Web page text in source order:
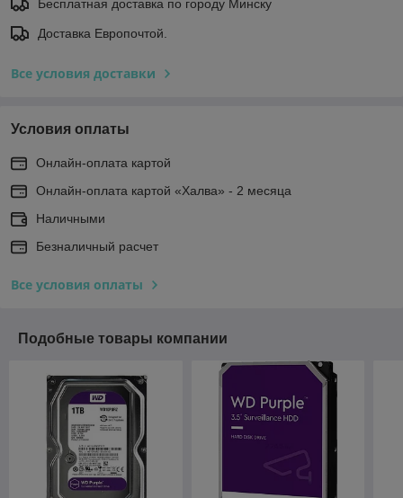
Бесплатная доставка по городу Минску
Доставка Европочтой.
Все условия доставки
Условия оплаты
Онлайн-оплата картой
Онлайн-оплата картой «Халва» - 2 месяца
Наличными
Безналичный расчет
Все условия оплаты
Подобные товары компании